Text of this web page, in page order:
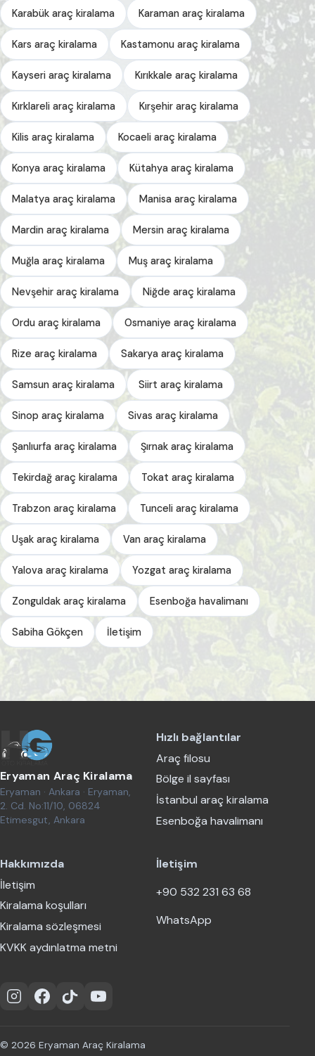
Karabük araç kiralama Karaman araç kiralama
Kars araç kiralama Kastamonu araç kiralama
Kayseri araç kiralama Kırıkkale araç kiralama
Kırklareli araç kiralama Kırşehir araç kiralama
Kilis araç kiralama Kocaeli araç kiralama
Konya araç kiralama Kütahya araç kiralama
Malatya araç kiralama Manisa araç kiralama
Mardin araç kiralama Mersin araç kiralama
Muğla araç kiralama Muş araç kiralama
Nevşehir araç kiralama Niğde araç kiralama
Ordu araç kiralama Osmaniye araç kiralama
Rize araç kiralama Sakarya araç kiralama
Samsun araç kiralama Siirt araç kiralama
Sinop araç kiralama Sivas araç kiralama
Şanlıurfa araç kiralama Şırnak araç kiralama
Tekirdağ araç kiralama Tokat araç kiralama
Trabzon araç kiralama Tunceli araç kiralama
Uşak araç kiralama Van araç kiralama
Yalova araç kiralama Yozgat araç kiralama
Zonguldak araç kiralama Esenboğa havalimanı
Sabiha Gökçen İletişim
Eryaman Araç Kiralama
Eryaman · Ankara · Eryaman,
2. Cd. No:11/10, 06824
Etimesgut, Ankara
Hızlı bağlantılar
Araç filosu
Bölge il sayfası
İstanbul araç kiralama
Esenboğa havalimanı
Hakkımızda
İletişim
Kiralama koşulları
Kiralama sözleşmesi
KVKK aydınlatma metni
İletişim
+90 532 231 63 68
WhatsApp
InstagramFacebook
TikTokYouTube
© 2026 Eryaman Araç Kiralama